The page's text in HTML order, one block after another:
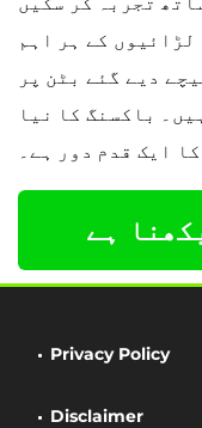
کے ہر اہم
دیے گئے بٹن پر
باکسنگ کا نیا
ایک قدم دور ہے۔
ہے
Privacy Policy
Disclaimer